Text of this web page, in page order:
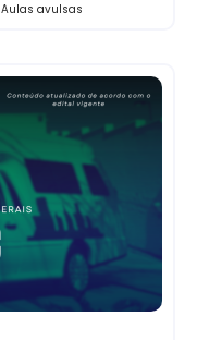
Aulas avulsas